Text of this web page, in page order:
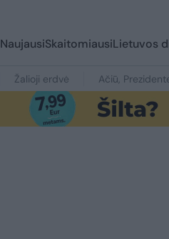
NaujausiSkaitomiausiLietuvos
Žalioji erdvė Ačiū,